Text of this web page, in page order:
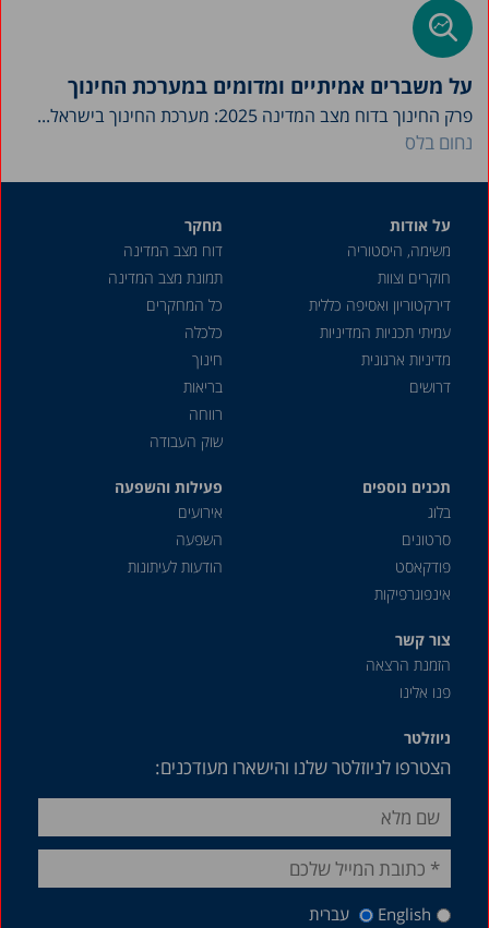
על משברים אמיתיים ומדומים במערכת החינוך
פרק החינוך בדוח מצב המדינה 2025: מערכת החינוך בישראל...
נחום בלס
על אודות
משימה, היסטוריה
חוקרים וצוות
דירקטוריון ואסיפה כללית
עמיתי תכניות המדיניות
מדיניות ארגונית
דרושים
מחקר
דוח מצב המדינה
תמונת מצב המדינה
כל המחקרים
כלכלה
חינוך
בריאות
רווחה
שוק העבודה
תכנים נוספים
בלוג
סרטונים
פודקאסט
אינפוגרפיקות
פעילות והשפעה
אירועים
השפעה
הודעות לעיתונות
צור קשר
הזמנת הרצאה
פנו אלינו
ניוזלטר
הצטרפו לניוזלטר שלנו והישארו מעודכנים:
English עברית